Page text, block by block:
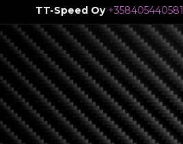
TT-Speed Oy +358405440581
Skip
to
Content